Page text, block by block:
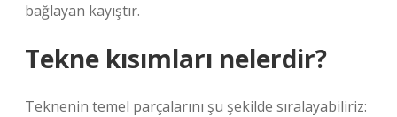
bağlayan kayıştır.
Tekne kısımları nelerdir?
Teknenin temel parçalarını şu şekilde sıralayabiliriz: